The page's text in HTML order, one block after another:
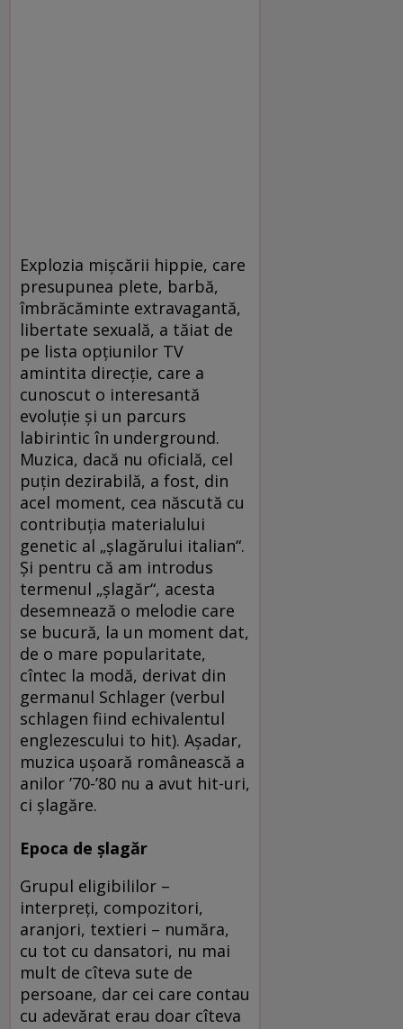
Explozia mişcării hippie, care
presupunea plete, barbă,
îmbrăcăminte extravagantă,
libertate sexuală, a tăiat de
pe lista opţiunilor TV
amintita direcţie, care a
cunoscut o interesantă
evoluţie şi un parcurs
labirintic în underground.
Muzica, dacă nu oficială, cel
puţin dezirabilă, a fost, din
acel moment, cea născută cu
contribuţia materialului
genetic al „şlagărului italian“.
Şi pentru că am introdus
termenul „şlagăr“, acesta
desemnează o melodie care
se bucură, la un moment dat,
de o mare popularitate,
cîntec la modă, derivat din
germanul Schlager (verbul
schlagen fiind echivalentul
englezescului to hit). Aşadar,
muzica uşoară românească a
anilor ’70-’80 nu a avut hit-uri,
ci şlagăre.
Epoca de şlagăr
Grupul eligibililor –
interpreţi, compozitori,
aranjori, textieri – număra,
cu tot cu dansatori, nu mai
mult de cîteva sute de
persoane, dar cei care contau
cu adevărat erau doar cîteva